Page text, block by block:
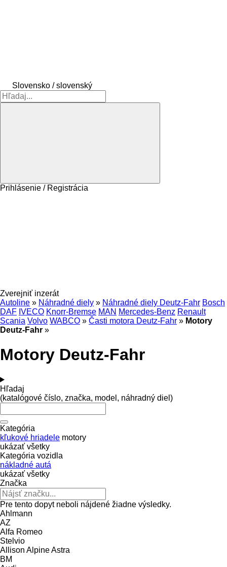
Slovensko / slovenský
Prihlásenie / Registrácia
Zverejniť inzerát
Autoline » Náhradné diely » Náhradné diely Deutz-Fahr Bosch
DAF IVECO Knorr-Bremse MAN Mercedes-Benz Renault
Scania Volvo WABCO » Časti motora Deutz-Fahr » Motory
Deutz-Fahr »
Motory Deutz-Fahr
Hľadaj
(katalógové číslo, značka, model, náhradný diel)
Kategória
kľukové hriadele motory
ukázať všetky
Kategória vozidla
nákladné autá
ukázať všetky
Značka
Pre tento dopyt neboli nájdené žiadne výsledky.
Ahlmann
AZ
Alfa Romeo
Stelvio
Allison AlpineAstra
BM